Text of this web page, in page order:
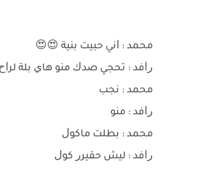
ﻣﺤﻤﺪ : ﺍﻧﻲ ﺣﺒﻴﺖ ﺑﻨﻴﺔ 😍😍
ﺭﺍﻓﺪ : ﺗﺤﺠﻲ ﺻﺪﻙ ﻣﻨﻮ ﻫﺎﻱ ﺑﻠﺔ
ﻣﺤﻤﺪ : ﻧﺠﺐ
ﺭﺍﻓﺪ : ﻣﻨﻮ
ﻣﺤﻤﺪ : ﺑﻄﻠﺖ ﻣﺎﻛﻮﻝ
ﺭﺍﻓﺪ : ﻟﻴﺶ ﺣﻘﻴﺮﺭ ﻛﻮﻝ